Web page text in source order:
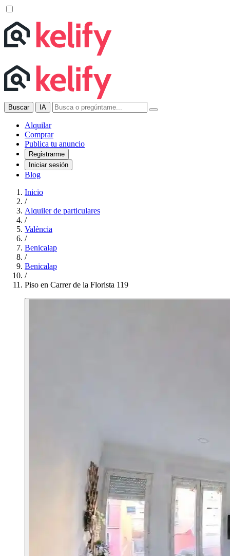
Buscar IA
Alquilar
Comprar
Publica tu anuncio
Registrarme
Iniciar sesión
Blog
Inicio
/
Alquiler de particulares
/
València
/
Benicalap
/
Benicalap
/
Piso en Carrer de la Florista 119